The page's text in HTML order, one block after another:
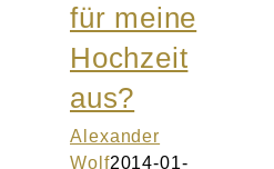
für meine
Hochzeit
aus?
Alexander
Wolf2014-01-